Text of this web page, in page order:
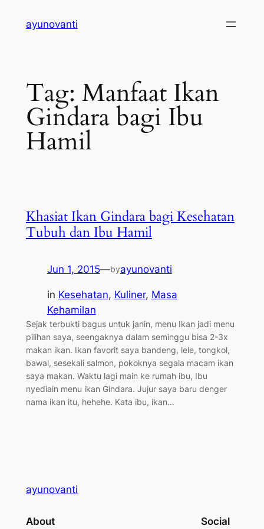
ayunovanti
Tag: Manfaat Ikan
Gindara bagi Ibu
Hamil
Khasiat Ikan Gindara bagi Kesehatan
Tubuh dan Ibu Hamil
Jun 1, 2015—byayunovanti
in Kesehatan, Kuliner, Masa
Kehamilan
Sejak terbukti bagus untuk janin, menu Ikan jadi menu
pilihan saya, seengaknya dalam seminggu bisa 2-3x
makan ikan. Ikan favorit saya bandeng, lele, tongkol,
bawal, sesekali salmon, pokoknya segala macam ikan
saya makan. Waktu lagi main ke rumah ibu, Ibu
nyediain menu ikan Gindara. Jujur saya baru denger
nama ikan itu, hehehe. Kata ibu, ikan…
ayunovanti
About Social